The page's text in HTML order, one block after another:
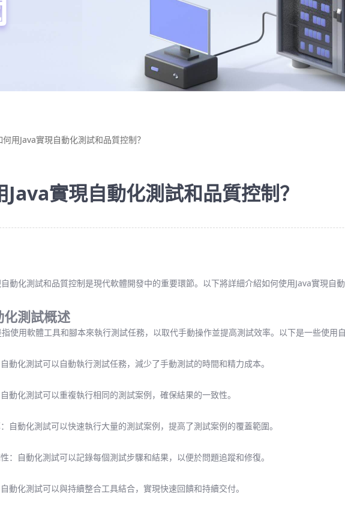
何用Java實現自動化測試和品質控制？
Java實現自動化測試和品質控制？
動化測試和品質控制是現代軟體開發中的重要環節。以下將詳細介紹如何使用Java實現自動
化測試概述
使用軟體工具和腳本來執行測試任務，以取代手動操作並提高測試效率。以下是一些使用
動化測試可以自動執行測試任務，減少了手動測試的時間和精力成本。
動化測試可以重複執行相同的測試案例，確保結果的一致性。
自動化測試可以快速執行大量的測試案例，提高了測試案例的覆蓋範圍。
：自動化測試可以記錄每個測試步驟和結果，以便於問題追蹤和修復。
動化測試可以與持續整合工具結合，實現快速回饋和持續交付。